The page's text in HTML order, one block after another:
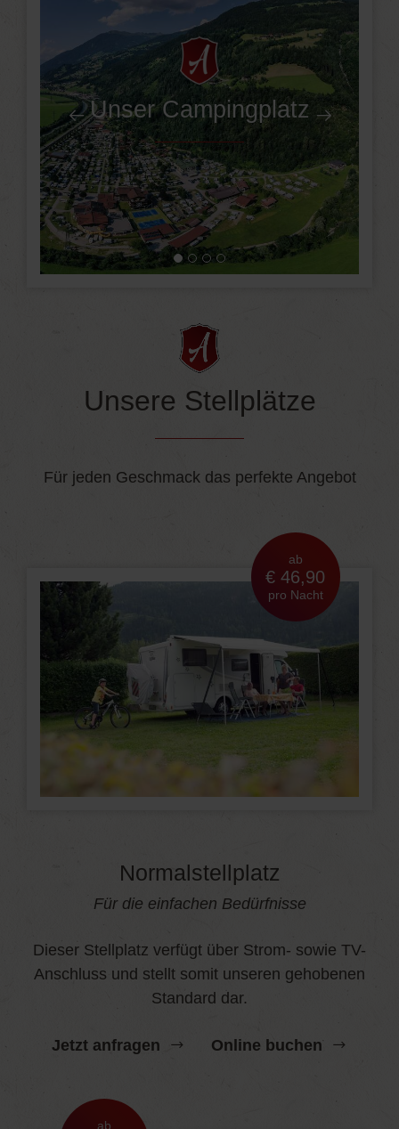
Unser Campingplatz
Unsere Stellplätze
Für jeden Geschmack das perfekte Angebot
Normalstellplatz
Für die einfachen Bedürfnisse
Dieser Stellplatz verfügt über Strom- sowie TV-
Anschluss und stellt somit unseren gehobenen
Standard dar.
Jetzt anfragen Online buchen
ab
€ 46,90
pro Nacht
ab